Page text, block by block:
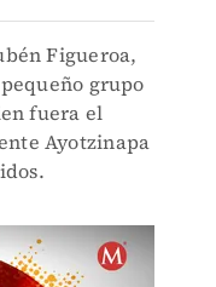
Figueroa,
grupo
fuera el
Ayotzinapa